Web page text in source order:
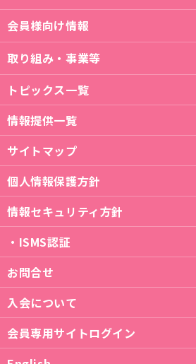
会員様向け情報
取り組み・事業等
トピックス一覧
情報提供一覧
サイトマップ
個人情報保護方針
情報セキュリティ方針
・ISMS認証
お問合せ
入会について
会員専用サイトログイン